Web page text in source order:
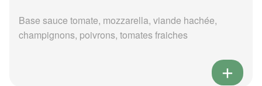
Base sauce tomate, mozzarella, viande hachée,
champignons, poivrons, tomates fraiches